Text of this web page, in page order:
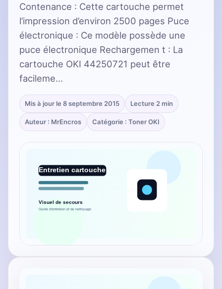
Contenance : Cette cartouche permet
l’impression d’environ 2500 pages Puce
électronique : Ce modèle possède une
puce électronique Rechargemen t : La
cartouche OKI 44250721 peut être
facileme…
Mis à jour le 8 septembre 2015 Lecture 2 min
Auteur : MrEncros Catégorie : Toner OKI